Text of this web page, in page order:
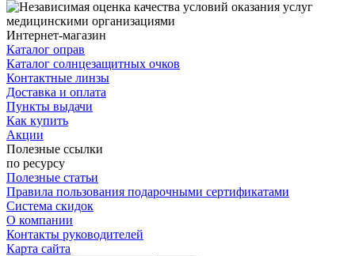
Интернет-магазин
Каталог оправ
Каталог солнцезащитных очков
Контактные линзы
Доставка и оплата
Пункты выдачи
Как купить
Акции
Полезные ссылки
по ресурсу
Полезные статьи
Правила пользования подарочными сертификатами
Система скидок
О компании
Контакты руководителей
Карта сайта